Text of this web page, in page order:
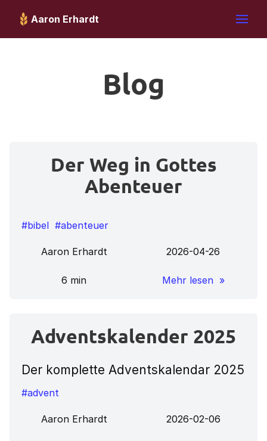
Aaron Erhardt
Blog
Der Weg in Gottes
Abenteuer
#bibel #abenteuer
Aaron Erhardt 2026-04-26
6 min Mehr lesen »
Adventskalender 2025
Der komplette Adventskalendar 2025
#advent
Aaron Erhardt 2026-02-06